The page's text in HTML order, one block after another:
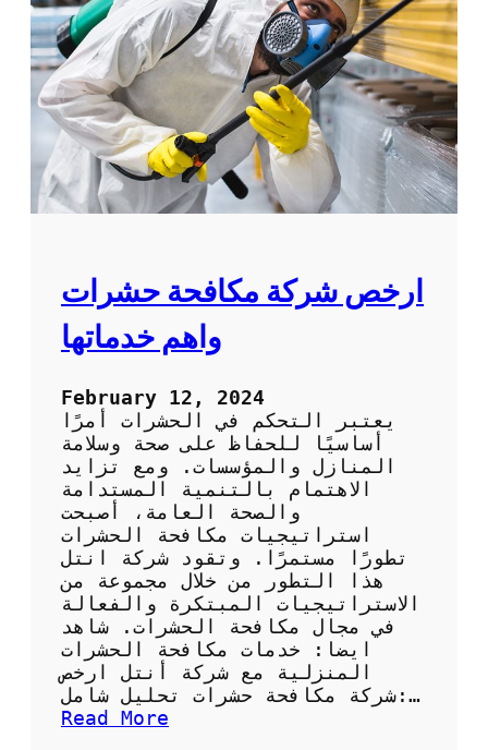
ة
ة
ت
ي
ف
م
ن
ا
م
ل
ف
ل
ي
ة
ارخص شركة مكافحة حشرات
واهم خدماتها
February 12, 2024
يعتبر التحكم في الحشرات أمرًا
أساسيًا للحفاظ على صحة وسلامة
المنازل والمؤسسات. ومع تزايد
الاهتمام بالتنمية المستدامة
والصحة العامة، أصبحت
استراتيجيات مكافحة الحشرات
تطورًا مستمرًا. وتقود شركة انتل
هذا التطور من خلال مجموعة من
الاستراتيجيات المبتكرة والفعالة
في مجال مكافحة الحشرات. شاهد
ايضا: خدمات مكافحة الحشرات
المنزلية مع شركة أنتل ارخص
شركة مكافحة حشرات تحليل شامل:…
Read More